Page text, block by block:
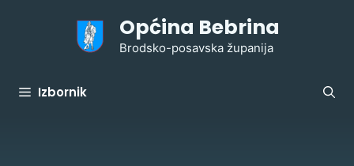
Općina Bebrina
Brodsko-posavska županija
Izbornik